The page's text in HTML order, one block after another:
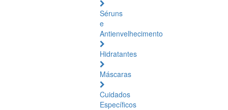
Séruns
e
Antienvelhecimento
Hidratantes
Máscaras
Cuidados
Específicos